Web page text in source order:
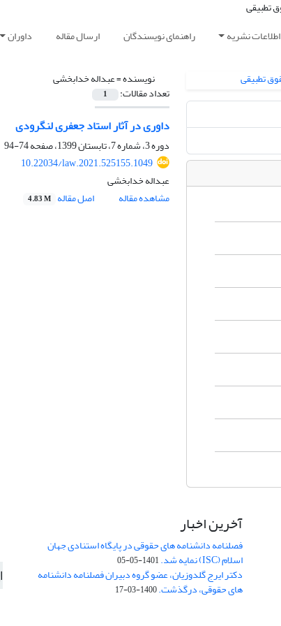
اطلاعات نشریه راهنمای نویسندگان ارسال مقاله داوران
نویسنده =عبداله خدابخشی
تعداد مقالات: 1
داوری در آثار استاد جعفری لنگرودی
دوره 3، شماره 7، تابستان 1399، صفحه
74-94
10.22034/law.2021.525155.1049
عبداله خدابخشی
مشاهده مقاله
اصل مقاله 4.83 M
آخرین اخبار
فصلنامه دانشنامه های حقوقی در پایگاه استنادی جهان
اسلام (ISC) نمایه شد. 1401-05-05
دکتر ایرج گلدوزیان، عضو گروه دبیران فصلنامه دانشنامه
های حقوقی، درگذشت.1400-03-17